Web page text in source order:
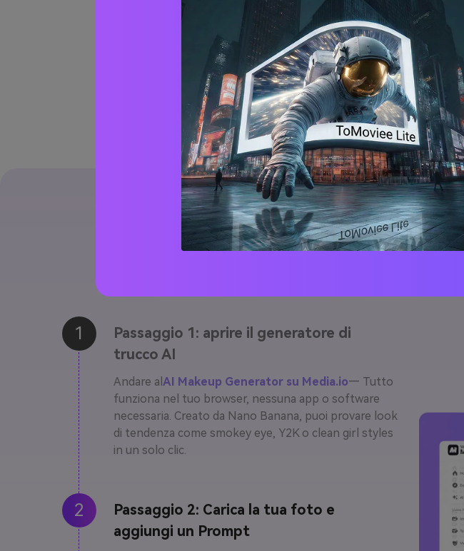
Prova Subito
Come applicare il
1
Passaggio 1: aprire il generatore di
trucco AI
Andare al AI Makeup Generator su Media.io— Tutto
funziona nel tuo browser, nessuna app o software
necessaria. Creato da Nano Banana, puoi provare look
di tendenza come smokey eye, Y2K o clean girl styles
in un solo clic.
2
Passaggio 2: Carica la tua foto e
aggiungi un Prompt